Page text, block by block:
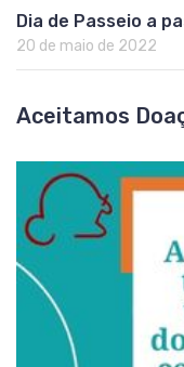
Dia de Passeio a
20 de maio de 2022
Aceitamos